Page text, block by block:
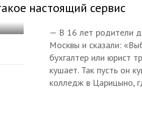
настоящий сервис
— В 16 лет родители
Москвы и сказали:
бухгалтер или юрист
кушает. Так пусть он
колледж в Царицыно,